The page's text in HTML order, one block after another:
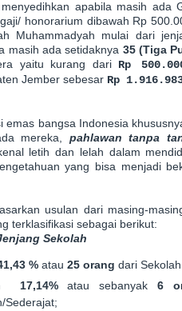
apabila masih
honorarium dibawah Rp
Muhammadyah mulai dari
masih ada setidaknya 35 (Tiga
yaitu kurang dari Rp
Jember sebesar Rp
emas bangsa Indonesia
mereka, pahlawan tanpa
letih dan lelah dalam
yang bisa menjadi
usulan dari masing-
terklasifikasi sebagai berikut:
Sekolah
% atau 25 orang dari
17,14%atau sebanyak6
Sederajat;